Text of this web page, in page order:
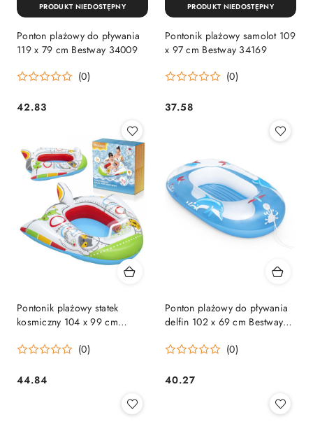
Ponton plażowy do pływania
119 x 79 cm Bestway 34009
(0)
Cena:
42.83
PRODUKT NIEDOSTĘPNY
Pontonik plażowy samolot 109
x 97 cm Bestway 34169
(0)
Cena:
37.58
PRODUKT NIEDOSTĘPNY
Pontonik plażowy statek
kosmiczny 104 x 99 cm
(0)
Cena:
44.84
Ponton plażowy do pływania
delfin 102 x 69 cm Bestway
(0)
Cena:
40.27